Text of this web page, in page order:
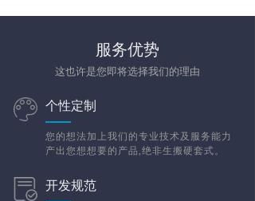
服务优势
这也许是您即将选择我们的理由
个性定制
您的想法加上我们的专业技术及服务能力
产出您想想要的产品,绝非生搬硬套式。
开发规范